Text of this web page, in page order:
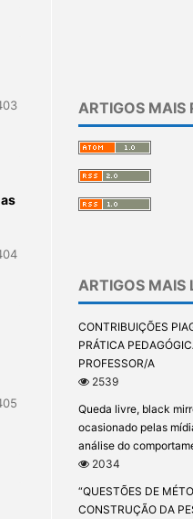
ARTIGOS MAIS
ARTIGOS MAIS
CONTRIBUIÇÕES
PRÁTICA
PROFESSOR/A
2539
Queda livre, black
ocasionado pelas
análise do
2034
“QUESTÕES DE
CONSTRUÇÃO DA